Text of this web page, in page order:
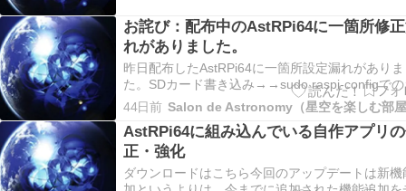
お詫び：配布中のAstRPi64に一箇所修
れがありました。
昨日配布したAstRPi64に一箇所設定漏れがあり
た。SDカード書き込み→→sudo raspi-configでの
ド領域拡大後、以下のコマンドで修正してくださ
sudo systemctl stop
44日前 Salon de Astronomy（星空を楽しむ部
AstRPi64に組み込んでいる自作アプリ
正・強化
ダウンロードはこちら今回のアップデートは新機